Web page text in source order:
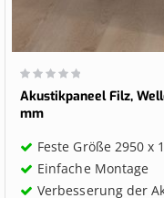
Wertung:
0%
Akustikpaneel Filz, Wellenförmig, braun beige – 2950 x 1200
mm
Feste Größe 2950 x
Einfache Montage
Verbesserung der